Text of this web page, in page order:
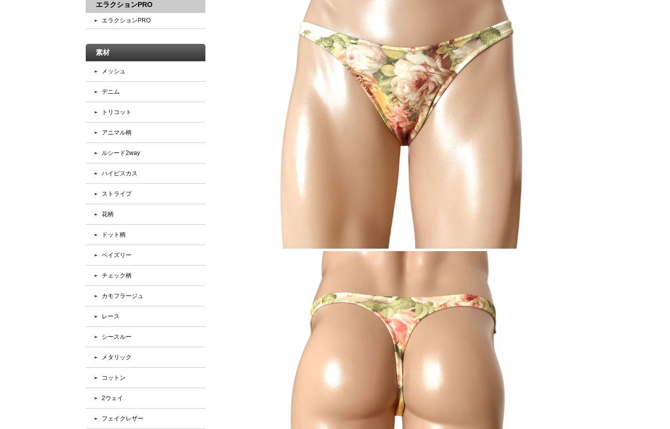
エラクションPRO
エラクションPRO
素材
メッシュ
デニム
トリコット
アニマル柄
ルシード2way
ハイビスカス
ストライプ
花柄
ドット柄
ペイズリー
チェック柄
カモフラージュ
レース
シースルー
メタリック
コットン
2ウェイ
フェイクレザー